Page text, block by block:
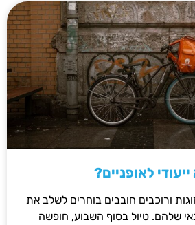
לאופניים?
ורוכבים חובבים בוחרים לשלב את
שלהם. טיול בסוף השבוע, חופשה